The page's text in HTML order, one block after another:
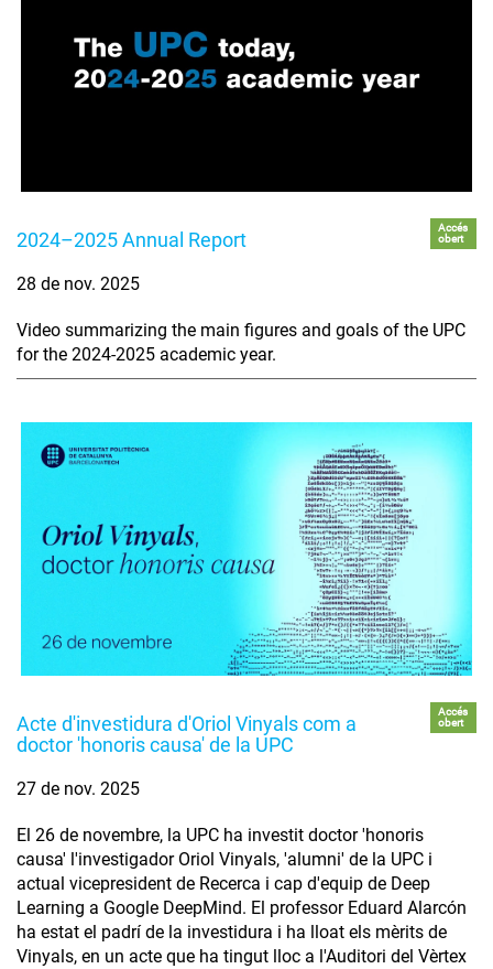
2024–2025 Annual Report
Accés
obert
28 de nov. 2025
Video summarizing the main figures and goals of the UPC
for the 2024-2025 academic year.
Acte d'investidura d'Oriol Vinyals com a
doctor 'honoris causa' de la UPC
Accés
obert
27 de nov. 2025
El 26 de novembre, la UPC ha investit doctor 'honoris
causa' l'investigador Oriol Vinyals, 'alumni' de la UPC i
actual vicepresident de Recerca i cap d'equip de Deep
Learning a Google DeepMind. El professor Eduard Alarcón
ha estat el padrí de la investidura i ha lloat els mèrits de
Vinyals, en un acte que ha tingut lloc a l'Auditori del Vèrtex